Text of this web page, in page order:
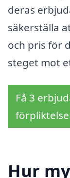
deras
säkerställa
och pris för
steget mot
Få 3
Hur